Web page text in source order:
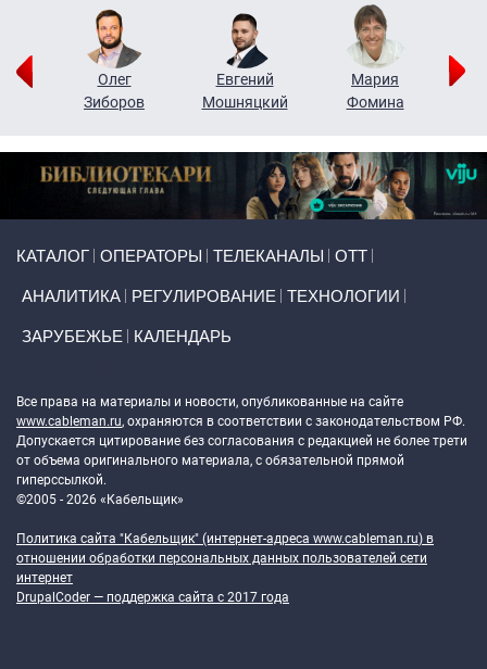
Олег
Зиборов
Евгений
Мошняцкий
Мария
Фомина
КАТАЛОГ ОПЕРАТОРЫ ТЕЛЕКАНАЛЫ ОТТ
АНАЛИТИКА РЕГУЛИРОВАНИЕ ТЕХНОЛОГИИ
ЗАРУБЕЖЬЕ КАЛЕНДАРЬ
Все права на материалы и новости, опубликованные на сайте
www.cableman.ru, охраняются в соответствии с законодательством РФ.
Допускается цитирование без согласования с редакцией не более трети
от объема оригинального материала, с обязательной прямой
гиперссылкой.
©2005 - 2026 «Кабельщик»
Политика сайта "Кабельщик" (интернет-адреса www.cableman.ru) в
отношении обработки персональных данных пользователей сети
интернет
DrupalCoder — поддержка сайта c 2017 года